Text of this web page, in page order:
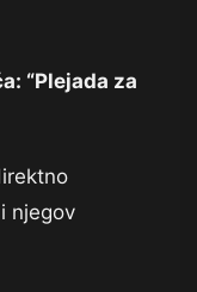
“Plejada za
njegov